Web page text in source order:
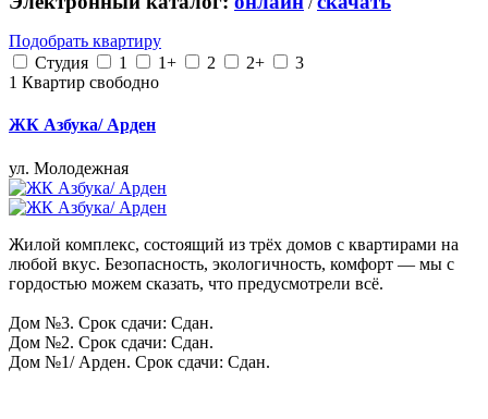
Подобрать квартиру
Студия
1 1+ 2 2+
3
1 Квартир свободно
ЖК Азбука/ Арден
ул. Молодежная
Жилой комплекс, состоящий из трёх домов с квартирами на
любой вкус. Безопасность, экологичность, комфорт — мы с
гордостью можем сказать, что предусмотрели всё.
Дом №3. Срок сдачи: Сдан.
Дом №2. Срок сдачи: Сдан.
Дом №1/ Арден. Срок сдачи: Сдан.